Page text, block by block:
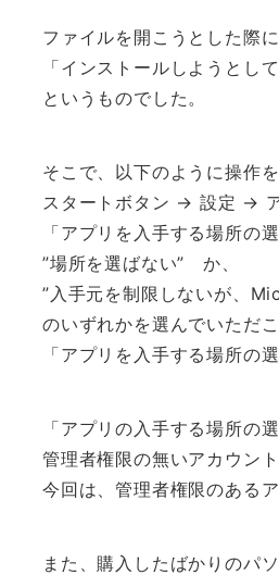
ファイルを開こうとした際
「インストールしようと
というものでした。
そこで、以下のように操作
スタートボタン → 設定 →
「アプリを入手する場所の
”場所を選ばない” か、
”入手元を制限しないが、
のいずれかを選んでいただ
「アプリを入手する場所の
「アプリの入手する場所の
管理者権限の無いアカウン
今回は、管理者権限のある
また、購入したばかりのパ